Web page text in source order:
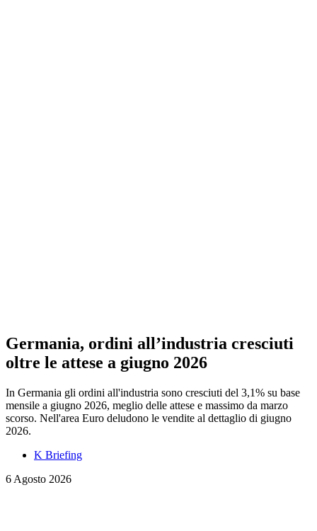
Germania, ordini all’industria cresciuti
oltre le attese a giugno 2026
In Germania gli ordini all'industria sono cresciuti del 3,1% su base
mensile a giugno 2026, meglio delle attese e massimo da marzo
scorso. Nell'area Euro deludono le vendite al dettaglio di giugno
2026.
K Briefing
6 Agosto 2026